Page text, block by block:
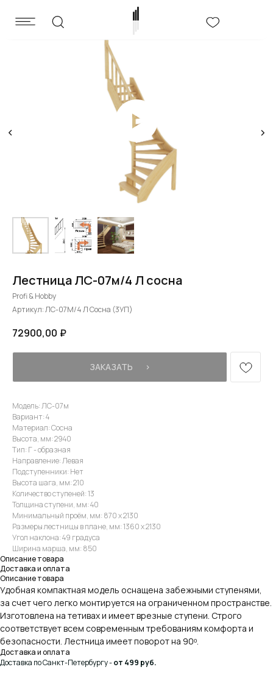
Лестница ЛС-07м/4 Л сосна
Profi & Hobby
Артикул:ЛС-07М/4 Л Сосна (3УП)
72900,00 ₽
ЗАКАЗАТЬ⠀⠀›
Модель: ЛС-07м
Вариант: 4
Материал: Сосна
Высота, мм: 2940
Тип: Г - образная
Направление: Левая
Подступенники: Нет
Высота шага, мм: 210
Количество ступеней: 13
Толщина ступени, мм: 40
Минимальный проём, мм: 870 х 2130
Размеры лестницы в плане, мм: 1360 х 2130
Угол наклона: 49 градуса
Ширина марша, мм: 850
Описание товара
Доставка и оплата
Описание товара
Удобная компактная модель оснащена забежными ступенями,
за счет чего легко монтируется на ограниченном пространстве.
Изготовлена на тетивах и имеет врезные ступени. Строго
соответствует всем современным требованиям комфорта и
безопасности. Лестница имеет поворот на 90ᵒ.
Доставка и оплата
Доставка по Санкт-Петербургу -от 499 руб.